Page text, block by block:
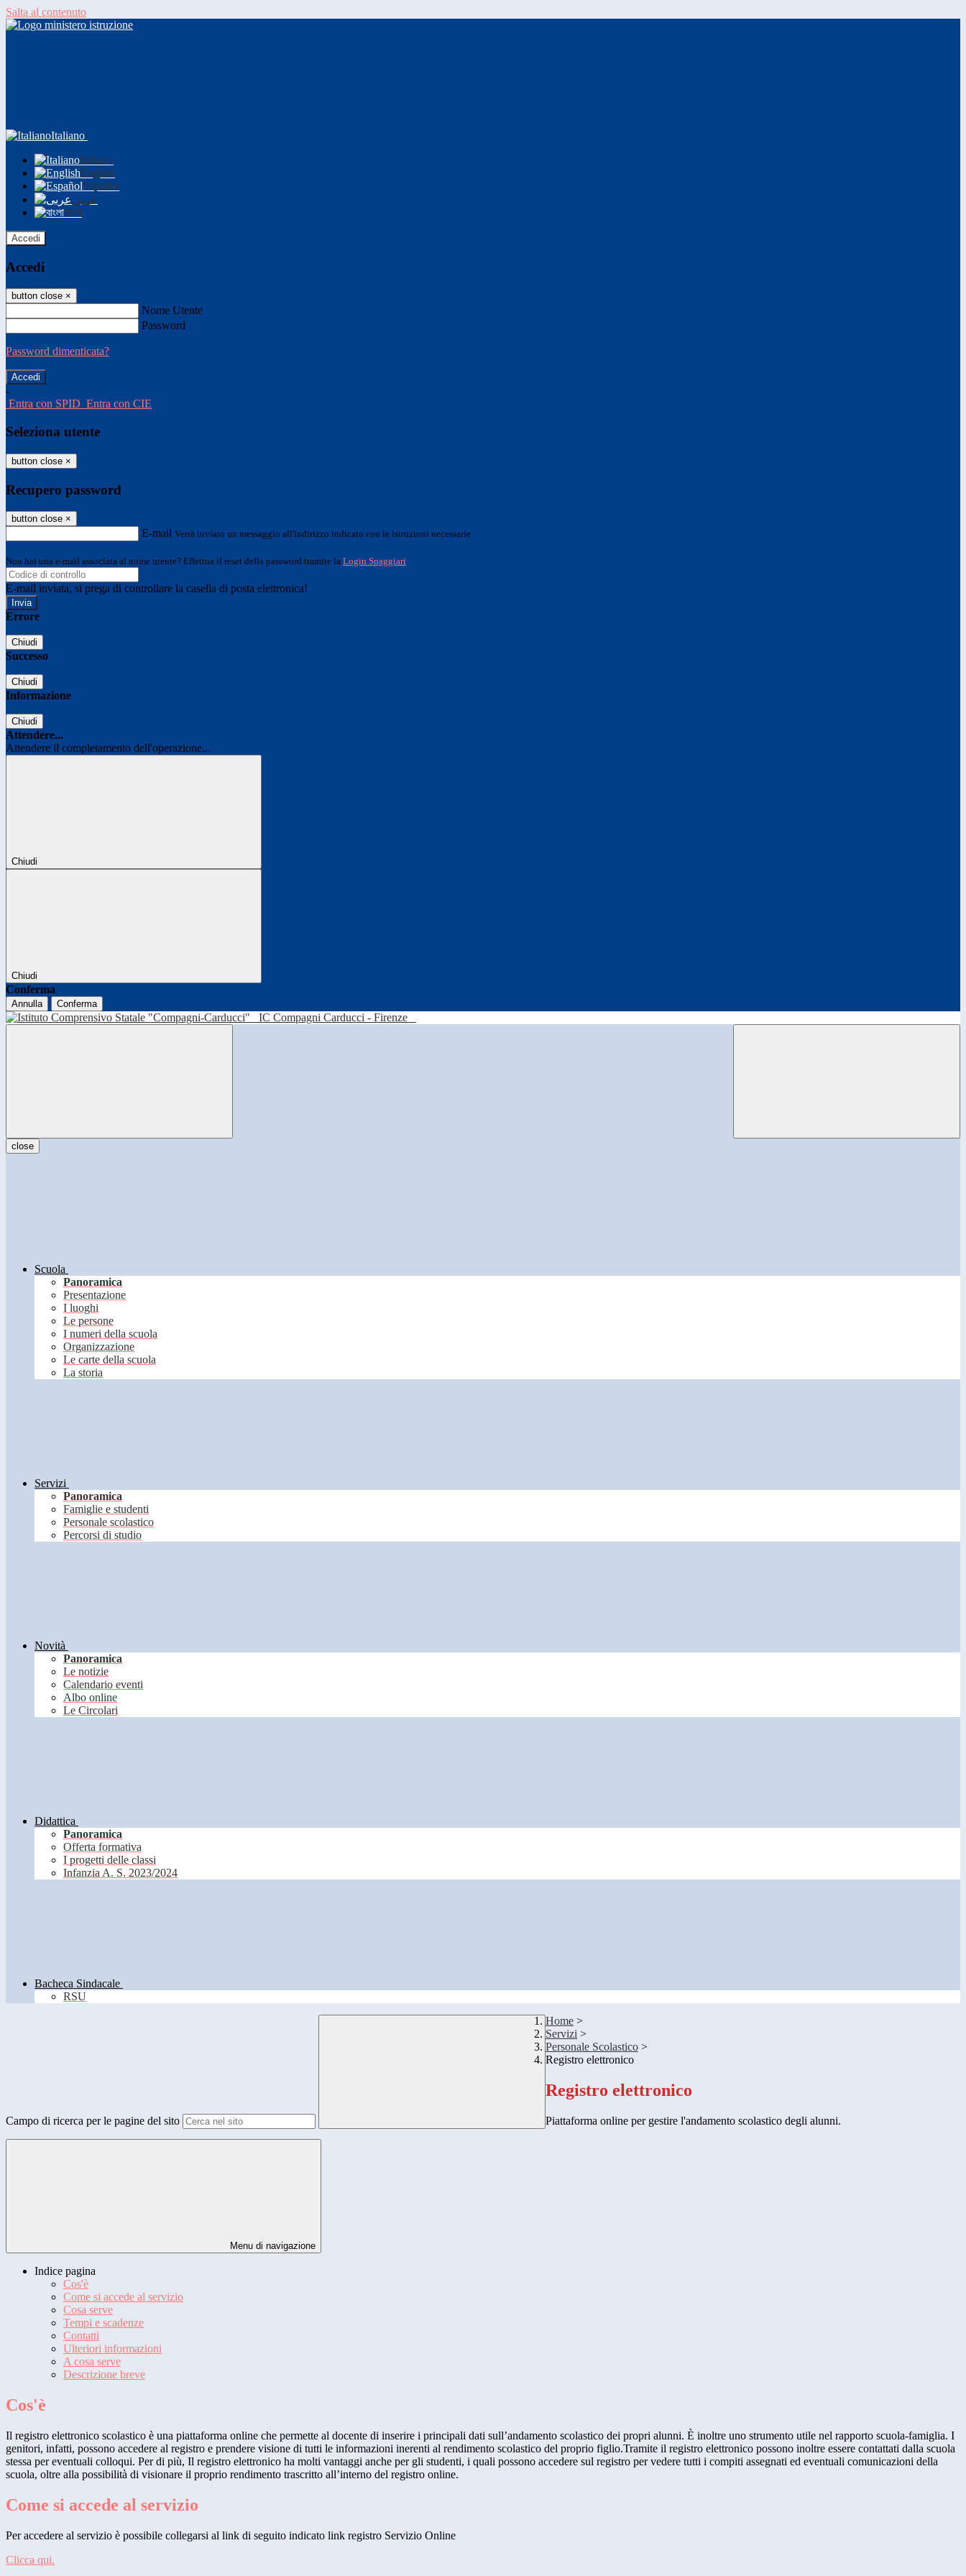
Salta al contenuto
Italiano
Italiano
English
Español
عربى
বাংলা
Accedi
Accedi
button close ×
Nome Utente
Password
Password dimenticata?
-
Entra con SPID Entra con CIE
Seleziona utente
button close ×
Recupero password
button close ×
E-mail Verrà inviato un messaggio all'indirizzo indicato con le istruzioni necessarie.
Non hai una e-mail associata al nome utente? Effettua il reset della password tramite la Login Spaggiari
E-mail inviata, si prega di controllare la casella di posta elettronica!
Errore
Chiudi
Successo
Chiudi
Informazione
Chiudi
Attendere...
Attendere il completamento dell'operazione...
Chiudi
Chiudi
Conferma
Annulla Conferma
IC Compagni Carducci - Firenze
close
Scuola
Panoramica
Presentazione
I luoghi
Le persone
I numeri della scuola
Organizzazione
Le carte della scuola
La storia
Servizi
Panoramica
Famiglie e studenti
Personale scolastico
Percorsi di studio
Novità
Panoramica
Le notizie
Calendario eventi
Albo online
Le Circolari
Didattica
Panoramica
Offerta formativa
I progetti delle classi
Infanzia A. S. 2023/2024
Bacheca Sindacale
RSU
Campo di ricerca per le pagine del sito
Home >
Servizi >
Personale Scolastico >
Registro elettronico
Registro elettronico
Piattaforma online per gestire l'andamento scolastico degli alunni.
Menu di navigazione
Indice pagina
Cos'è
Come si accede al servizio
Cosa serve
Tempi e scadenze
Contatti
Ulteriori informazioni
A cosa serve
Descrizione breve
Cos'è
Il registro elettronico scolastico è una piattaforma online che permette al docente di inserire i principali dati sull’andamento scolastico dei propri alunni. È inoltre uno strumento utile nel rapporto scuola-famiglia. I
genitori, infatti, possono accedere al registro e prendere visione di tutti le informazioni inerenti al rendimento scolastico del proprio figlio.Tramite il registro elettronico possono inoltre essere contattati dalla scuola
stessa per eventuali colloqui. Per di più, Il registro elettronico ha molti vantaggi anche per gli studenti, i quali possono accedere sul registro per vedere tutti i compiti assegnati ed eventuali comunicazioni della
scuola, oltre alla possibilità di visionare il proprio rendimento trascritto all’interno del registro online.
Come si accede al servizio
Per accedere al servizio è possibile collegarsi al link di seguito indicato link registro Servizio Online
Clicca qui.